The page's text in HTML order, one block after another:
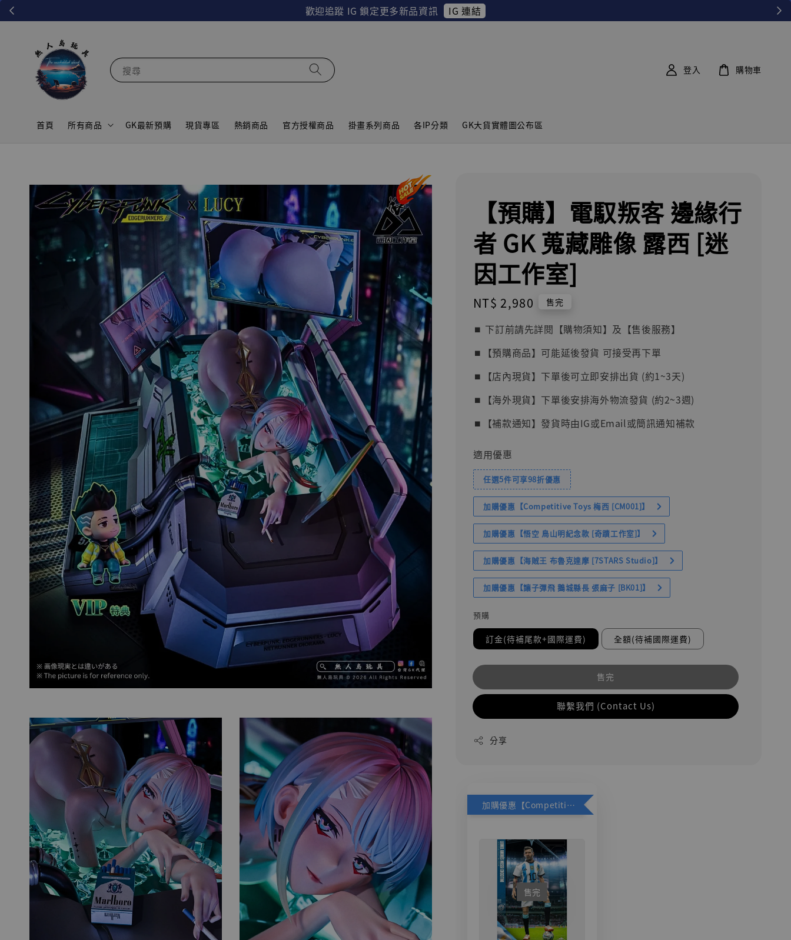
歡迎追蹤 IG 鎖定更多新品資訊 IG 連結
搜尋
首頁 所有商品 GK最新預購 現貨專區 熱銷商品 官方授權商品 掛畫系列商品 各IP分類 GK大貨實體圖公布區
登入 購物車
【預購】電馭叛客 邊緣行
者 GK 蒐藏雕像 露西 [迷
因工作室]
Regular
price
NT$ 2,980 售完
⏹︎ 下訂前請先詳閱【購物須知】及【售後服務】
⏹︎【預購商品】可能延後發貨 可接受再下單
⏹︎【店內現貨】下單後可立即安排出貨 (約1~3天)
⏹︎【海外現貨】下單後安排海外物流發貨 (約2~3週)
⏹︎【補款通知】發貨時由IG或Email或簡訊通知補款
適用優惠
任選5件可享98折優惠
加購優惠【Competitive Toys 梅西 [CM001]】
加購優惠【悟空 鳥山明紀念款 [奇蹟工作室]】
加購優惠【海賊王 布魯克達摩 [7STARS Studio]】
加購優惠【讓子彈飛 鵝城縣長 張麻子 [BK01]】
預購
訂金(待補尾款+國際運費) 全額(待補國際運費)
售完
聯繫我們 (Contact Us)
分享
加購優惠【Competitive Toys 梅西 [CM001]】
售完